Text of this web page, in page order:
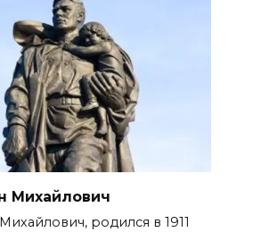
Михайлович
родился в 1911